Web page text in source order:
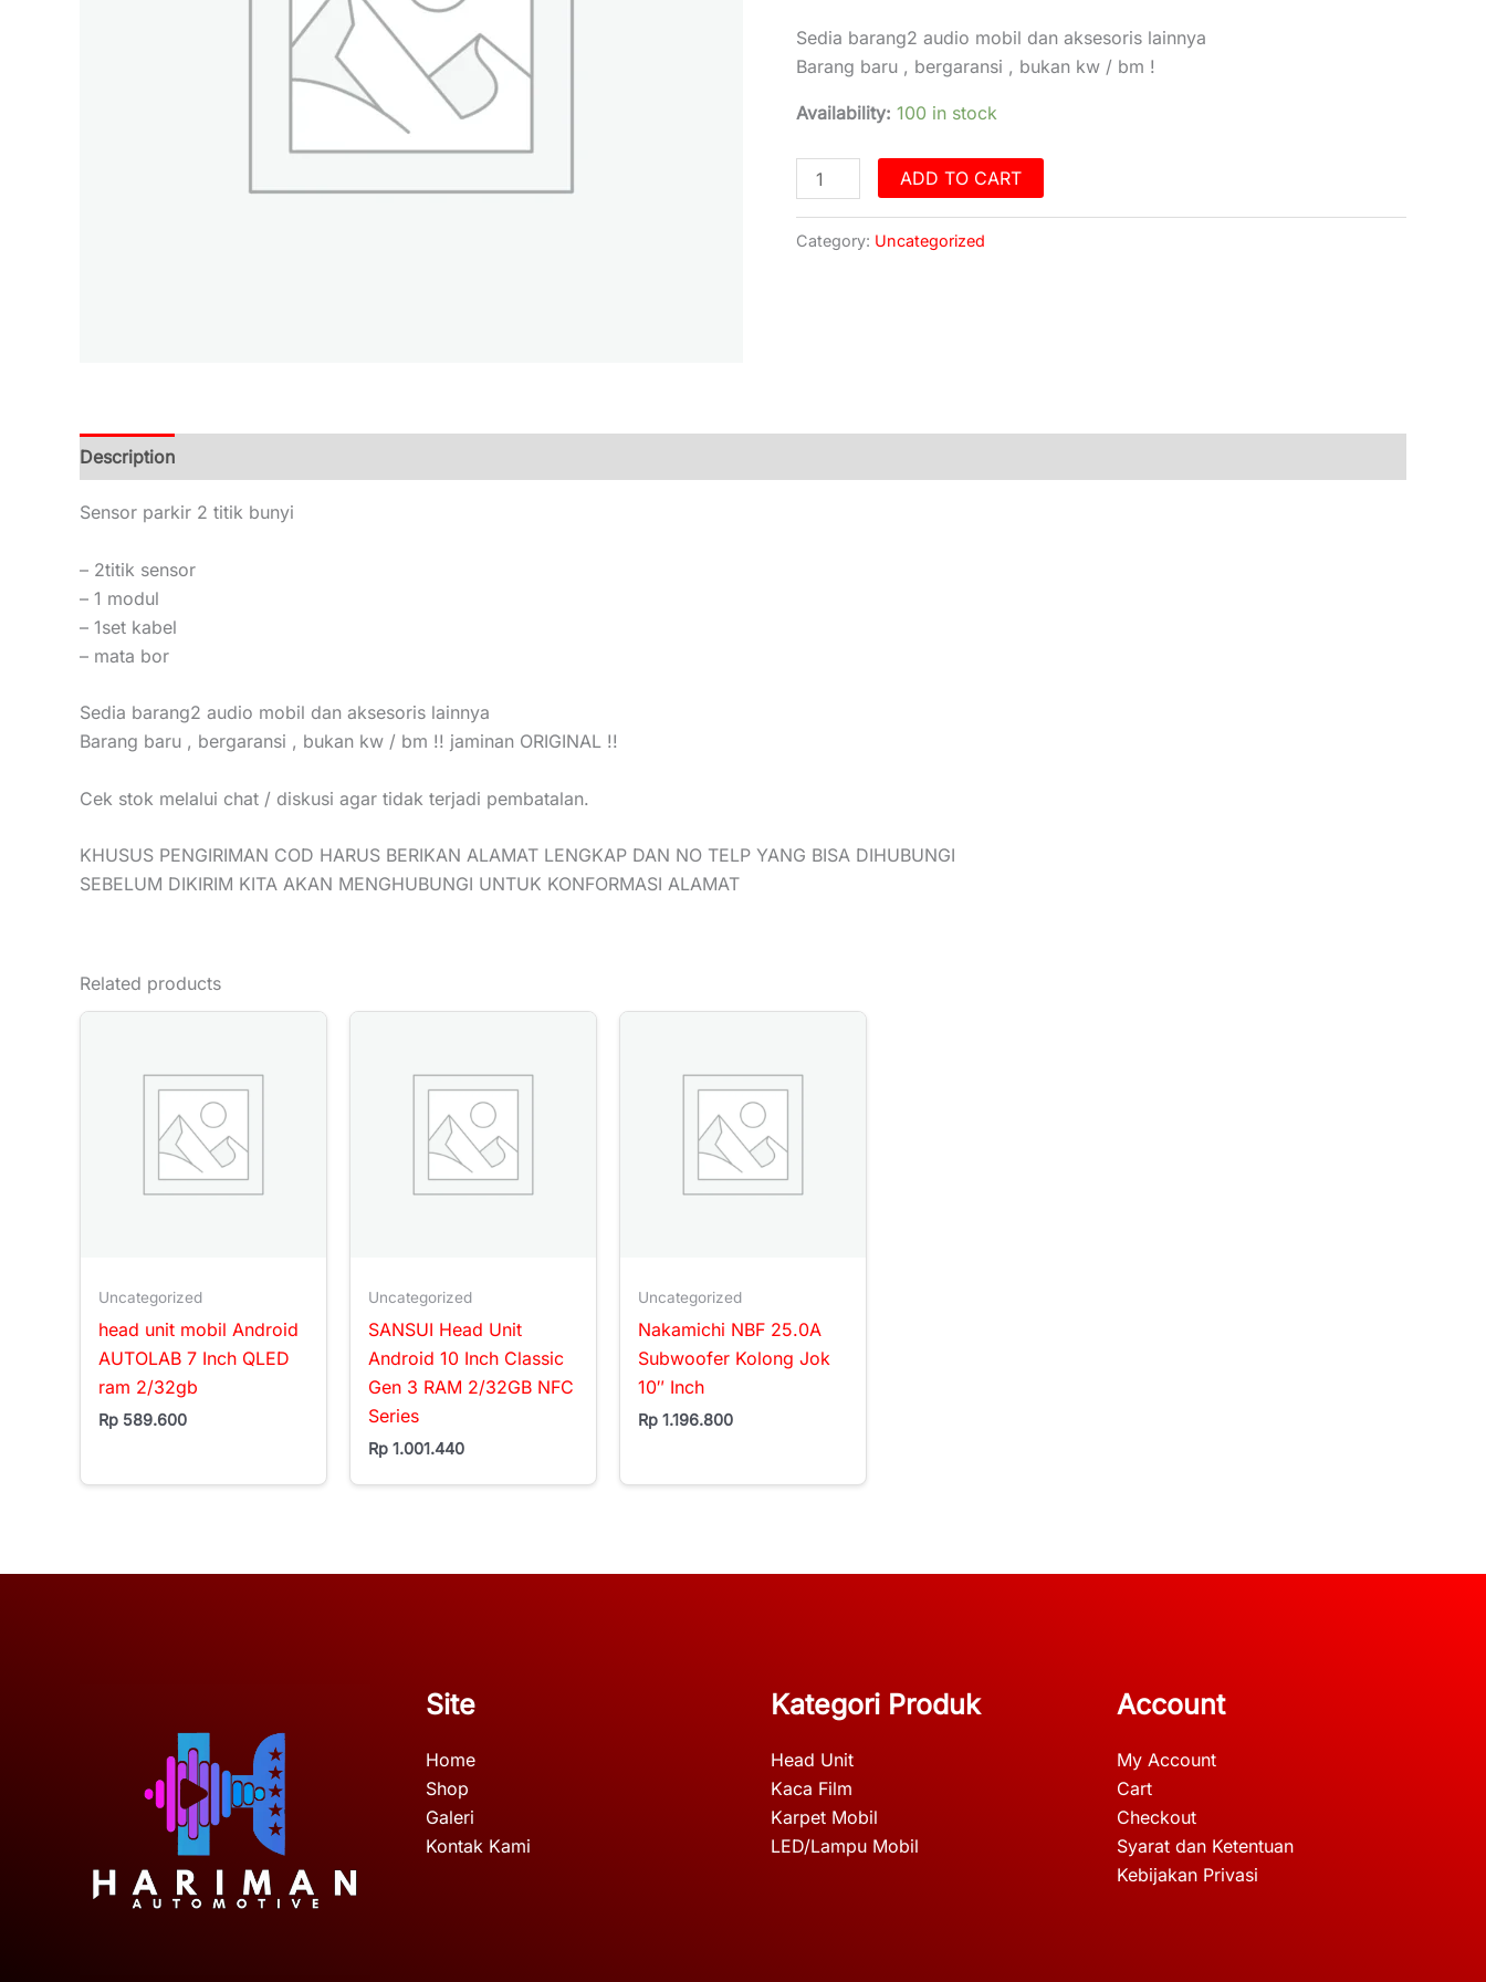
Sedia barang2 audio mobil dan aksesoris lainnya
Barang baru , bergaransi , bukan kw / bm !
Availability: 100 in stock
ADD TO CART
Category: Uncategorized
Description
Sensor parkir 2 titik bunyi
– 2titik sensor
– 1 modul
– 1set kabel
– mata bor
Sedia barang2 audio mobil dan aksesoris lainnya
Barang baru , bergaransi , bukan kw / bm !! jaminan ORIGINAL !!
Cek stok melalui chat / diskusi agar tidak terjadi pembatalan.
KHUSUS PENGIRIMAN COD HARUS BERIKAN ALAMAT LENGKAP DAN NO TELP YANG BISA DIHUBUNGI
SEBELUM DIKIRIM KITA AKAN MENGHUBUNGI UNTUK KONFORMASI ALAMAT
Related products
Uncategorized
head unit mobil Android
AUTOLAB 7 Inch QLED
ram 2/32gb
Rp 589.600
Uncategorized
SANSUI Head Unit
Android 10 Inch Classic
Gen 3 RAM 2/32GB NFC
Series
Rp 1.001.440
Uncategorized
Nakamichi NBF 25.0A
Subwoofer Kolong Jok
10″ Inch
Rp 1.196.800
Site
Home
Shop
Galeri
Kontak Kami
Kategori Produk
Head Unit
Kaca Film
Karpet Mobil
LED/Lampu Mobil
Account
My Account
Cart
Checkout
Syarat dan Ketentuan
Kebijakan Privasi